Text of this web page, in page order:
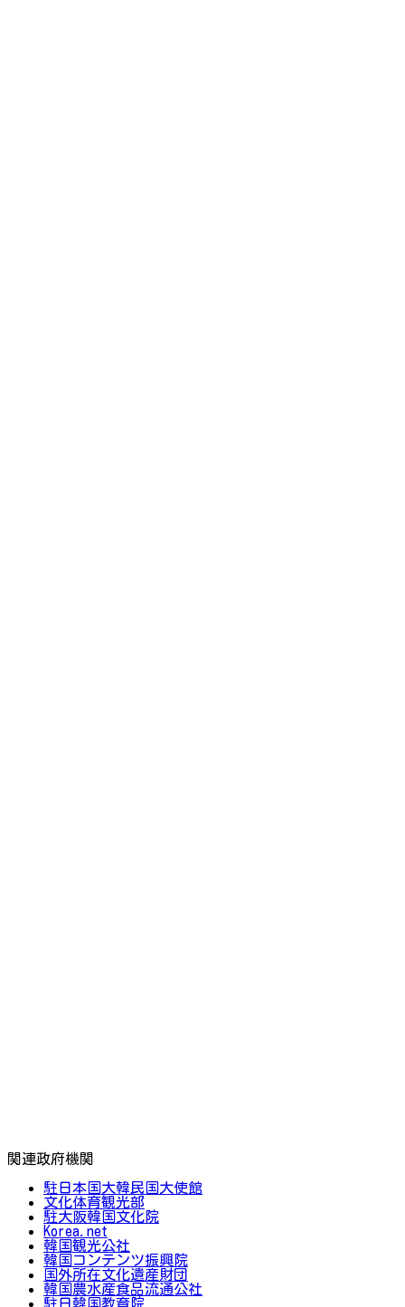
関連政府機関
駐日本国大韓民国大使館
文化体育観光部
駐大阪韓国文化院
Korea.net
韓国観光公社
韓国コンテンツ振興院
国外所在文化遺産財団
韓国農水産食品流通公社
駐日韓国教育院